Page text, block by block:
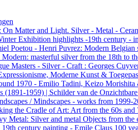
On Matter and Light. Silver - Metal -
Exhibition highlights -19th century -
Poetou - Henri Puvrez: Modern Belgian
masterful silver from the 18th to
Masters - Silver - Craft : Georges
Moderne Kunst &
1970 - Emilio Tadini, Keizo Morishita
(1891-1959) | Schilder van de
/ Mindscapes - works from 1999-
the Cradle of Art: Art from the 60s and
Metal: Silver and metal Objects from the
century painting - Emile Claus 100